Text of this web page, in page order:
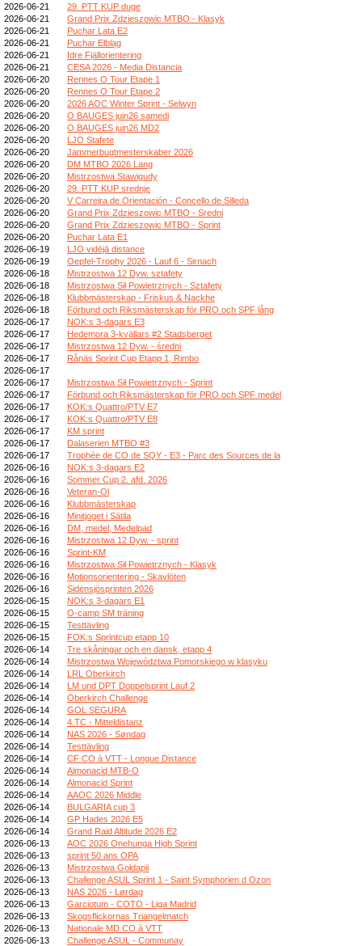
2026-06-21
29. PTT KUP duge
2026-06-21
Grand Prix Zdzieszowic MTBO - Klasyk
2026-06-21
Puchar Lata E2
2026-06-21
Puchar Elbląg
2026-06-21
Idre Fjällorientering
2026-06-21
CESA 2026 - Media Distancia
2026-06-20
Rennes O Tour Etape 1
2026-06-20
Rennes O Tour Etape 2
2026-06-20
2026 AOC Winter Sprint - Selwyn
2026-06-20
O BAUGES juin26 samedi
2026-06-20
O BAUGES juin26 MD2
2026-06-20
LJO Stafete
2026-06-20
Jammerbugtmesterskaber 2026
2026-06-20
DM MTBO 2026 Lang
2026-06-20
Mistrzostwa Stawigudy
2026-06-20
29. PTT KUP srednje
2026-06-20
V Carreira de Orientación - Concello de Silleda
2026-06-20
Grand Prix Zdzieszowic MTBO - Sredni
2026-06-20
Grand Prix Zdzieszowic MTBO - Sprint
2026-06-20
Puchar Lata E1
2026-06-19
LJO vidējā distance
2026-06-19
Oepfel-Trophy 2026 - Lauf 6 - Sirnach
2026-06-18
Mistrzostwa 12 Dyw. sztafety
2026-06-18
Mistrzostwa Sił Powietrznych - Sztafety
2026-06-18
Klubbmästerskap - Friskus & Nackhe
2026-06-18
Förbund och Riksmästerskap för PRO och SPF lång
2026-06-17
NOK:s 3-dagars E3
2026-06-17
Hedemora 3-kvällars #2 Stadsberget
2026-06-17
Mistrzostwa 12 Dyw. - średni
2026-06-17
Rånäs Sprint Cup Etapp 1, Rimbo
2026-06-17
2026-06-17
Mistrzostwa Sił Powietrznych - Sprint
2026-06-17
Förbund och Riksmästerskap för PRO och SPF medel
2026-06-17
KOK:s Quattro/PTV E7
2026-06-17
KOK:s Quattro/PTV E8
2026-06-17
KM sprint
2026-06-17
Dalaserien MTBO #3
2026-06-17
Trophée de CO de SQY - E3 - Parc des Sources de la
2026-06-16
NOK:s 3-dagars E2
2026-06-16
Sommer Cup 2. afd. 2026
2026-06-16
Veteran-Ol
2026-06-16
Klubbmästerskap
2026-06-16
Minitjoget i Sätila
2026-06-16
DM, medel, Medelpad
2026-06-16
Mistrzostwa 12 Dyw. - sprint
2026-06-16
Sprint-KM
2026-06-16
Mistrzostwa Sił Powietrznych - Klasyk
2026-06-16
Motionsorientering - Skavlöten
2026-06-16
Sidensjösprinten 2026
2026-06-15
NOK:s 3-dagars E1
2026-06-15
O-camp SM träning
2026-06-15
Testtävling
2026-06-15
FOK:s Sprintcup etapp 10
2026-06-14
Tre skåningar och en dansk, etapp 4
2026-06-14
Mistrzostwa Województwa Pomorskiego w klasyku
2026-06-14
LRL Oberkirch
2026-06-14
LM und DPT Doppelsprint Lauf 2
2026-06-14
Oberkirch Challenge
2026-06-14
GOL SEGURA
2026-06-14
4.TC - Mitteldistanz
2026-06-14
NAS 2026 - Søndag
2026-06-14
Testtävling
2026-06-14
CF CO à VTT - Longue Distance
2026-06-14
Almonacid MTB-O
2026-06-14
Almonacid Sprint
2026-06-14
AAOC 2026 Middle
2026-06-14
BULGARIA cup 3
2026-06-14
GP Hades 2026 E5
2026-06-14
Grand Raid Altitude 2026 E2
2026-06-13
AOC 2026 Onehunga High Sprint
2026-06-13
sprint 50 ans OPA
2026-06-13
Mistrzostwa Gołdapii
2026-06-13
Challenge ASUL Sprint 1 - Saint Symphorien d Ozon
2026-06-13
NAS 2026 - Lørdag
2026-06-13
Garciotum - COTO - Liga Madrid
2026-06-13
Skogsflickornas Triangelmatch
2026-06-13
Nationale MD CO à VTT
2026-06-13
Challenge ASUL - Communay